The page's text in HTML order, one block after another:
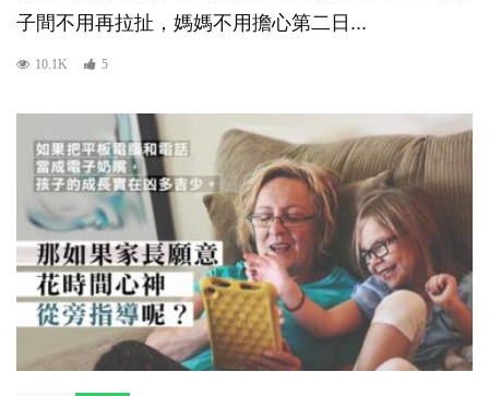
子間不用再拉扯，媽媽不用擔心第二日...
10.1K 5